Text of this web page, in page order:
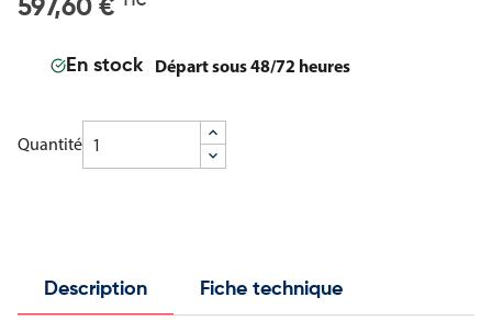
597,60 €
En stock Départ sous 48/72 heures
Quantité
Description Fiche technique